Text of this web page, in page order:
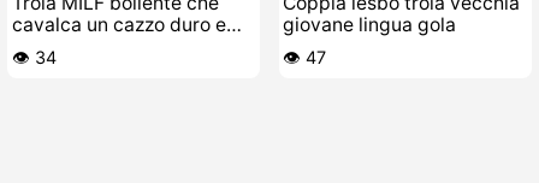
cavalca un cazzo duro e
grosso
👁️ 34
giovane lingua gola
👁️ 47